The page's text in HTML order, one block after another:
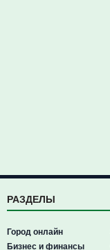
РАЗДЕЛЫ
Город онлайн
Бизнес и финансы